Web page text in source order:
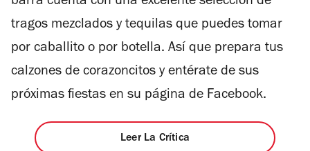
tragos mezclados y tequilas que puedes tomar
por caballito o por botella. Así que prepara tus
calzones de corazoncitos y entérate de sus
próximas fiestas en su página de Facebook.
Leer La Crítica